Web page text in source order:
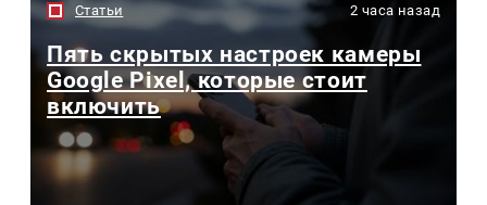
Статьи 2 часа назад
Пять скрытых настроек камеры
Google Pixel, которые стоит
включить